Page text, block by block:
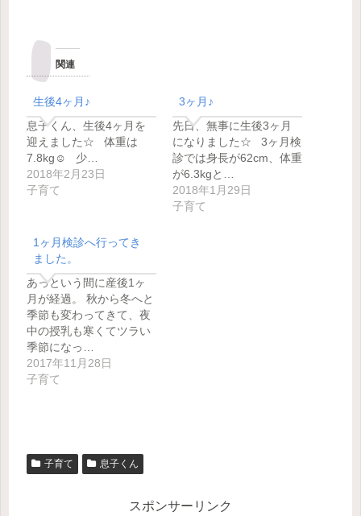
関連
生後4ヶ月♪
息子くん、生後4ヶ月を
迎えました☆ 体重は
7.8kg☺ 少…
2018年2月23日
子育て
3ヶ月♪
先日、無事に生後3ヶ月
になりました☆ 3ヶ月検
診では身長が62cm、体重
が6.3kgと…
2018年1月29日
子育て
1ヶ月検診へ行ってき
ました。
あっという間に産後1ヶ
月が経過。 秋から冬へと
季節も変わってきて、夜
中の授乳も寒くてツラい
季節になっ…
2017年11月28日
子育て
子育て 息子くん
スポンサーリンク